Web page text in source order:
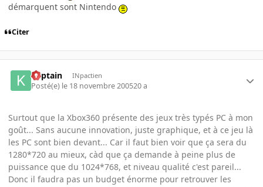
démarquent sont Nintendo
Citer
Kaptain INpactien
Posté(e) le 18 novembre 200520 a
Surtout que la Xbox360 présente des jeux très typés PC à mon
goût... Sans aucune innovation, juste graphique, et à ce jeu là
les PC sont bien devant... Car il faut bien voir que ça sera du
1280*720 au mieux, càd que ça demande à peine plus de
puissance que du 1024*768, et niveau qualité c'est pareil...
Donc il faudra pas un budget énorme pour retrouver les